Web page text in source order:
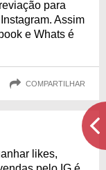
para
Assim
e Whats é
COMPARTILHAR
likes,